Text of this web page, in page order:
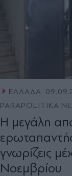
ΕΛΛΑΔΑ
PARAPOLITIKA
Η μεγάλη
γνωρίζεις
Νοεμβρίου